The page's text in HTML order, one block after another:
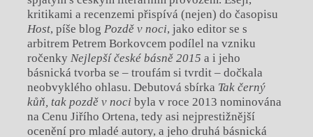
kritikami a recenzemi přispívá (nejen) do časopisu
Host, píše blog Pozdě v noci, jako editor se s
arbitrem Petrem Borkovcem podílel na vzniku
ročenky Nejlepší české básně 2015 a i jeho
básnická tvorba se – troufám si tvrdit – dočkala
neobvyklého ohlasu. Debutová sbírka Tak černý
kůň, tak pozdě v noci byla v roce 2013 nominována
na Cenu Jiřího Ortena, tedy asi nejprestižnější
ocenění pro mladé autory, a jeho druhá básnická